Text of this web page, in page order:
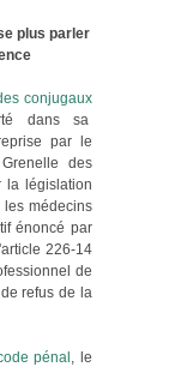
plus parler
conjugaux
dans sa
par le
des
la législation
médecins
énoncé par
226-14
de
refus de la
pénal , le